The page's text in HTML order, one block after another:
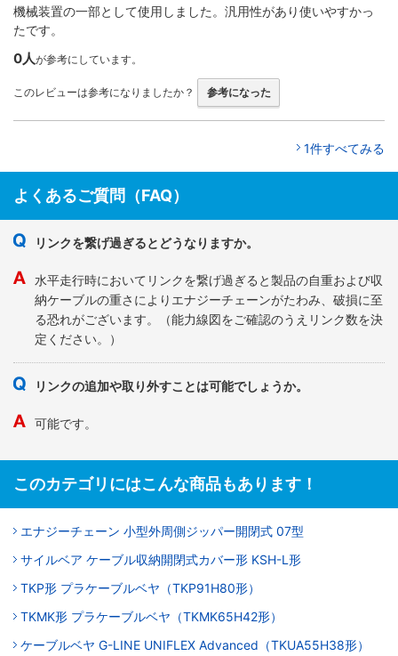
機械装置の一部として使用しました。汎用性があり使いやすかっ
たです。
0人が参考にしています。
このレビューは参考になりましたか？ 参考になった
1件すべてみる
よくあるご質問（FAQ）
リンクを繋げ過ぎるとどうなりますか。
水平走行時においてリンクを繋げ過ぎると製品の自重および収
納ケーブルの重さによりエナジーチェーンがたわみ、破損に至
る恐れがございます。（能力線図をご確認のうえリンク数を決
定ください。）
リンクの追加や取り外すことは可能でしょうか。
可能です。
このカテゴリにはこんな商品もあります！
エナジーチェーン 小型外周側ジッパー開閉式 07型
サイルベア ケーブル収納開閉式カバー形 KSH-L形
TKP形 プラケーブルベヤ（TKP91H80形）
TKMK形 プラケーブルベヤ（TKMK65H42形）
ケーブルベヤ G-LINE UNIFLEX Advanced（TKUA55H38形）